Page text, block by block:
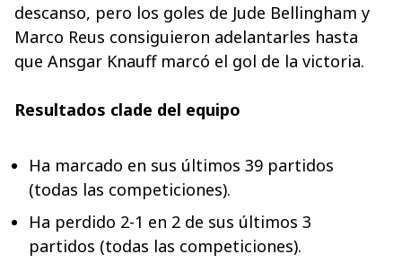
descanso, pero los goles de Jude Bellingham y
Marco Reus consiguieron adelantarles hasta
que Ansgar Knauff marcó el gol de la victoria.
Resultados clade del equipo
Ha marcado en sus últimos 39 partidos
(todas las competiciones).
Ha perdido 2-1 en 2 de sus últimos 3
partidos (todas las competiciones).